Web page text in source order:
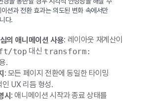
션과 전환 효과는 의도된 변화 속에서만
다.
애니메이션 사용: 레이아웃 재계산이
top 대신 transform:
.
: 모든 페이지 전환에 동일한 타이밍
UX 리듬 형성.
시 : 애니메이션 시작과 종료 상태를